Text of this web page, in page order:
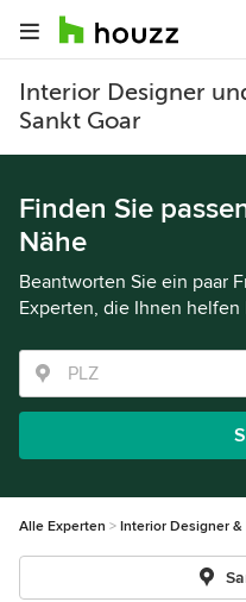
Interior Designer
Sankt Goar
Finden Sie
Nähe
Beantworten Sie ein paar
Experten, die Ihnen helfen
Alle Experten Interior Designer &